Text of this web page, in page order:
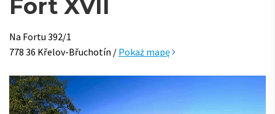
Fort XVII
Na Fortu 392/1
778 36 Křelov-Břuchotín / Pokaż mapę